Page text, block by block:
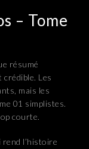
– Tome
résumé
Les
mais les
01 simplistes.
courte.
rend l’histoire